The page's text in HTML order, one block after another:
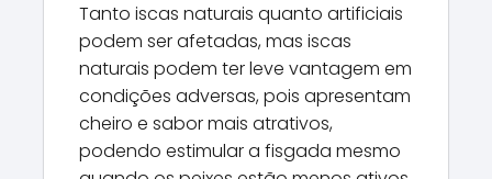
Tanto iscas naturais quanto artificiais
podem ser afetadas, mas iscas
naturais podem ter leve vantagem em
condições adversas, pois apresentam
cheiro e sabor mais atrativos,
podendo estimular a fisgada mesmo